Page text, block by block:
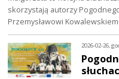
skorzystają autorzy
Przemysławowi
2026-02-26,